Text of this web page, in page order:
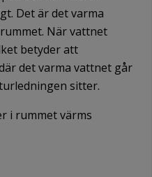
Det är det varma
När vattnet
betyder att
det varma vattnet går
sitter.
i rummet värms